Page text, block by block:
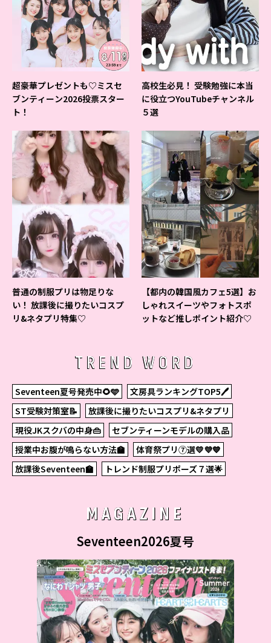
超豪華プレゼントも♡ミスセ
ブンティーン2026投票スター
ト！
高校生必見！ 受験勉強に本当
に役立つYouTubeチャンネル
５選
普通の制服プリは物足りな
い！ 放課後に撮りたいコスプ
リ&ネタプリ特集♡
【都内の韓国風カフェ5選】お
しゃれスイーツやフォトスポ
ットなど推しポイント紹介♡
TREND WORD
Seventeen夏号発売中🌻🩵
文房具ランキングTOP5🖊
ST受験対策室📝
放課後に撮りたいコスプリ&ネタプリ
現役JKスクバの中身👜
セブンティーンモデルの購入品
授業中お腹が鳴らない方法🏫
体育祭プリ⑦選💛💜💙
放課後Seventeen🏫
トレンド制服プリポーズ７選🌟
MAGAZINE
Seventeen2026夏号